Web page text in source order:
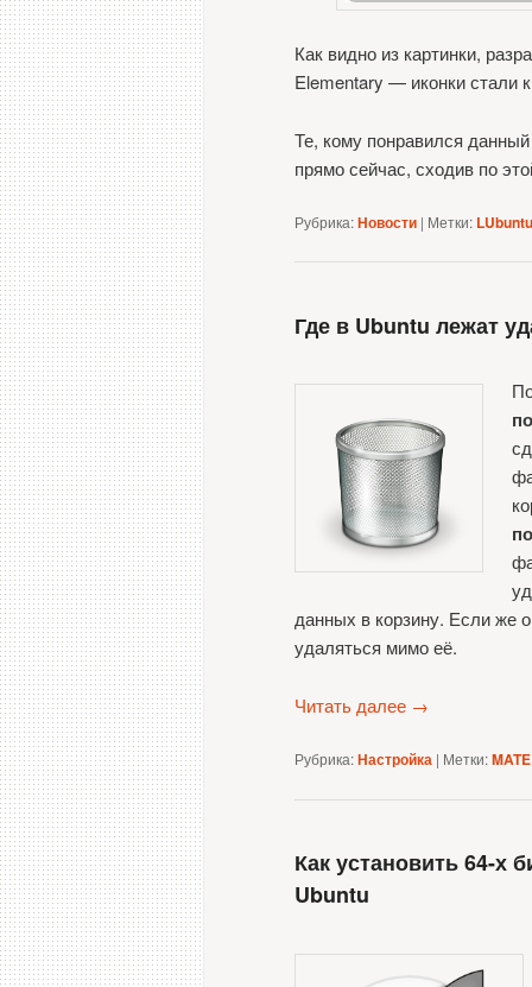
Как видно из картинки,
Elementary — иконки стали
Те, кому понравился данный
прямо сейчас, сходив по
Рубрика:Новости | Метки: LUbuntu
Где в Ubuntu лежат
данных в корзину. Если же
удаляться мимо её.
Читать далее →
Рубрика:Настройка | Метки:MATE
Как установить 64-х
Ubuntu